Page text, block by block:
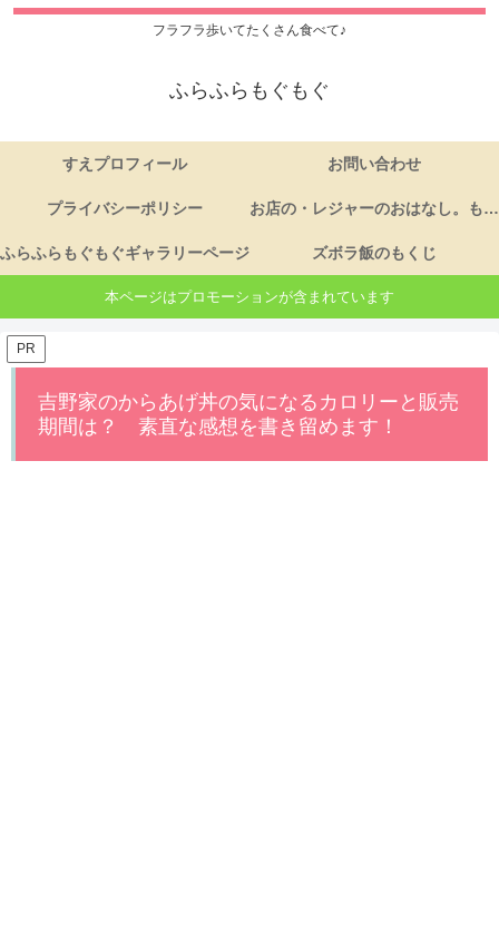
フラフラ歩いてたくさん食べて♪
ふらふらもぐもぐ
すえプロフィール お問い合わせ
プライバシーポリシー お店の・レジャーのおはなし。もくじ
ふらふらもぐもぐギャラリーページ ズボラ飯のもくじ
本ページはプロモーションが含まれています
PR
吉野家のからあげ丼の気になるカロリーと販売
期間は？ 素直な感想を書き留めます！